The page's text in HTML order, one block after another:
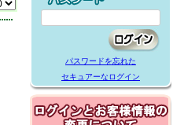
パスワードを忘れた
セキュアーなログイン